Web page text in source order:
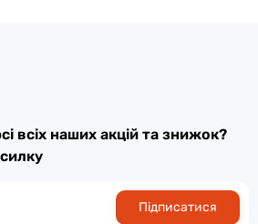
всіх наших акцій та знижок?
Підписатися